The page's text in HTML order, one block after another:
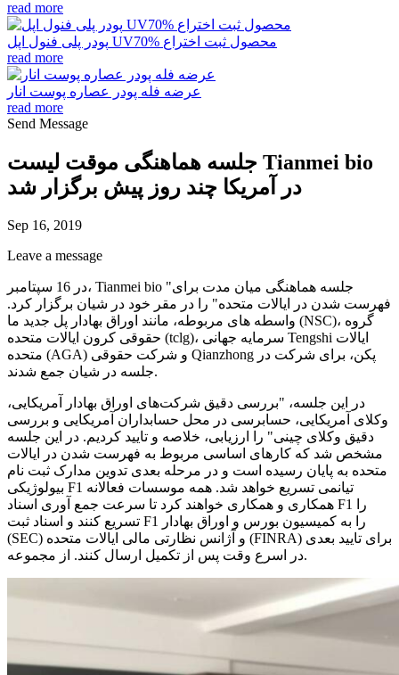
read more
پودر پلی فنول اپل UV70% محصول ثبت اختراع
read more
عرضه فله پودر عصاره پوست انار
read more
Send Message
جلسه هماهنگی موقت لیست Tianmei bio
در آمریکا چند روز پیش برگزار شد
Sep 16, 2019
Leave a message
در 16 سپتامبر، Tianmei bio "جلسه هماهنگی میان مدت برای
فهرست شدن در ایالات متحده" را در مقر خود در شیان برگزار کرد.
واسطه های مربوطه، مانند اوراق بهادار پل جدید ما (NSC)، گروه
حقوقی کرون ایالات متحده (tclg)، سرمایه جهانی Tengshi ایالات
متحده (AGA) و شرکت حقوقی Qianzhong پکن، برای شرکت در
جلسه در شیان جمع شدند.
در این جلسه، "بررسی دقیق شرکت‌های اوراق بهادار آمریکایی،
وکلای آمریکایی، حسابرسی در محل حسابداران آمریکایی و بررسی
دقیق وکلای چینی" را ارزیابی، خلاصه و تایید کردیم. در این جلسه
مشخص شد که کارهای اساسی مربوط به فهرست شدن در ایالات
متحده به پایان رسیده است و در مرحله بعدی تدوین مدارک ثبت نام
بیولوژیکی F1 تیانمی تسریع خواهد شد. همه موسسات فعالانه
همکاری و همکاری خواهند کرد تا سرعت جمع آوری اسناد F1 را
تسریع کنند و اسناد ثبت F1 را به کمیسیون بورس و اوراق بهادار
(SEC) و آژانس نظارتی مالی ایالات متحده (FINRA) برای تایید بعدی
در اسرع وقت پس از تکمیل ارسال کنند. از مجموعه.